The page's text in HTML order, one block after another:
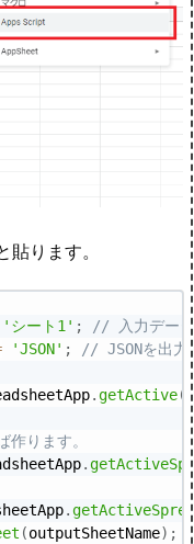
ります。
'シート1' ;
// 入力データ
'JSON' ; // JSONを出力
.getActive(
ります。
.
.
(outputSheetName) ;